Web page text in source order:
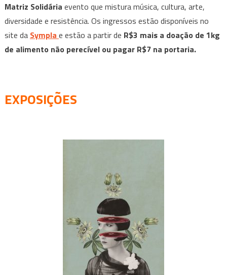
Matriz Solidária evento que mistura música, cultura, arte,
diversidade e resistência. Os ingressos estão disponíveis no
site da Sympla e estão a partir de R$3 mais a doação de 1kg
de alimento não perecível ou pagar R$7 na portaria.
EXPOSIÇÕES